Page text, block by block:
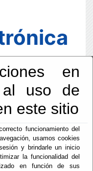
en
al uso de
este sitio
funcionamiento del
usamos cookies
y brindarle un inicio
la funcionalidad del
en función de sus